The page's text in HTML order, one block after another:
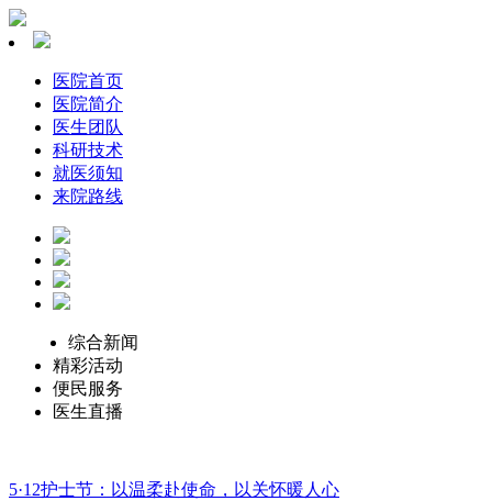
医院首页
医院简介
医生团队
科研技术
就医须知
来院路线
综合新闻
精彩活动
便民服务
医生直播
5·12护士节：以温柔赴使命，以关怀暖人心